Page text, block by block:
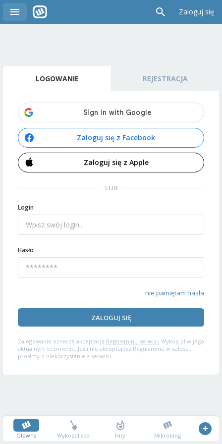
Zaloguj się
LOGOWANIE REJESTRACJA
Zaloguj się z Facebook
Zaloguj się z Apple
LUB
Login
Hasło
nie pamiętam hasła
ZALOGUJ SIĘ
Zalogowanie oznacza akceptację Regulaminu serwisu Wykop.pl w jego
aktualnym brzmieniu. Jeśli nie akceptujesz Regulaminu w całości,
prosimy o niekorzystanie z serwisu.
Główna Wykopalisko Hity Mikroblog